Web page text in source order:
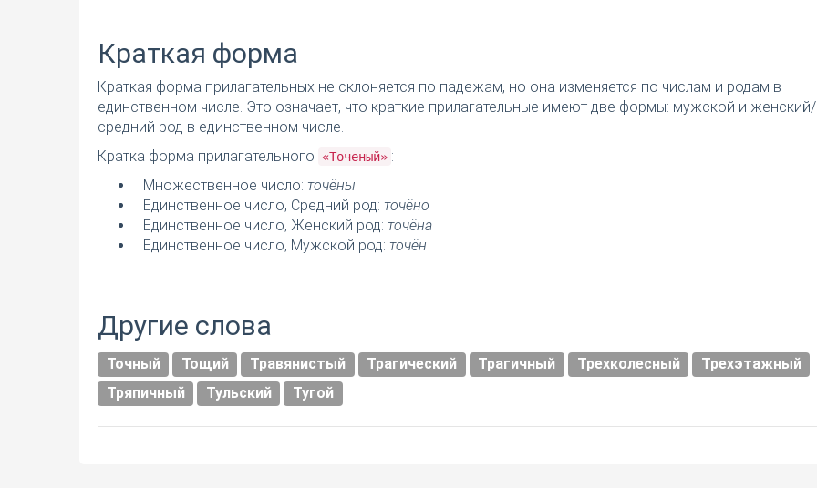
Краткая форма
Краткая форма прилагательных не склоняется по падежам, но она изменяется по числам и родам в
единственном числе. Это означает, что краткие прилагательные имеют две формы: мужской и женский/
средний род в единственном числе.
Кратка форма прилагательного
«Точеный» :
Множественное число: точёны
Единственное число, Средний род: точёно
Единственное число, Женский род: точёна
Единственное число, Мужской род: точён
Другие слова
Точный Тощий Травянистый Трагический Трагичный Трехколесный
Трехэтажный
Тряпичный
Тульский Тугой